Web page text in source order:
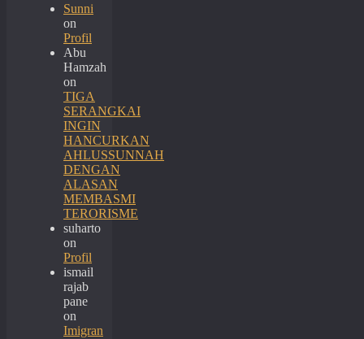
Sunni
on
Profil
Abu
Hamzah
on
TIGA
SERANGKAI
INGIN
HANCURKAN
AHLUSSUNNAH
DENGAN
ALASAN
MEMBASMI
TERORISME
suharto
on
Profil
ismail
rajab
pane
on
Imigran